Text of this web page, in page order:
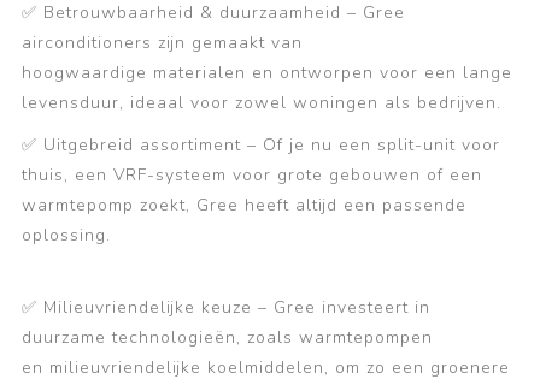
✅ Betrouwbaarheid & duurzaamheid – Gree
airconditioners zijn gemaakt van
hoogwaardige materialen en ontworpen voor een lange
levensduur, ideaal voor zowel woningen als bedrijven.
✅ Uitgebreid assortiment– Of je nu een split-unit voor
thuis, een VRF-systeem voor grote gebouwen of een
warmtepomp zoekt, Gree heeft altijd een passende
oplossing.
✅ Milieuvriendelijke keuze – Gree investeert in
duurzame technologieën, zoals warmtepompen
en milieuvriendelijke koelmiddelen, om zo een groenere